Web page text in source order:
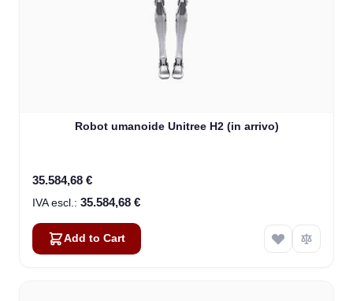
Robot umanoide Unitree H2 (in arrivo)
35.584,68 €
35.584,68 €
Add to Cart